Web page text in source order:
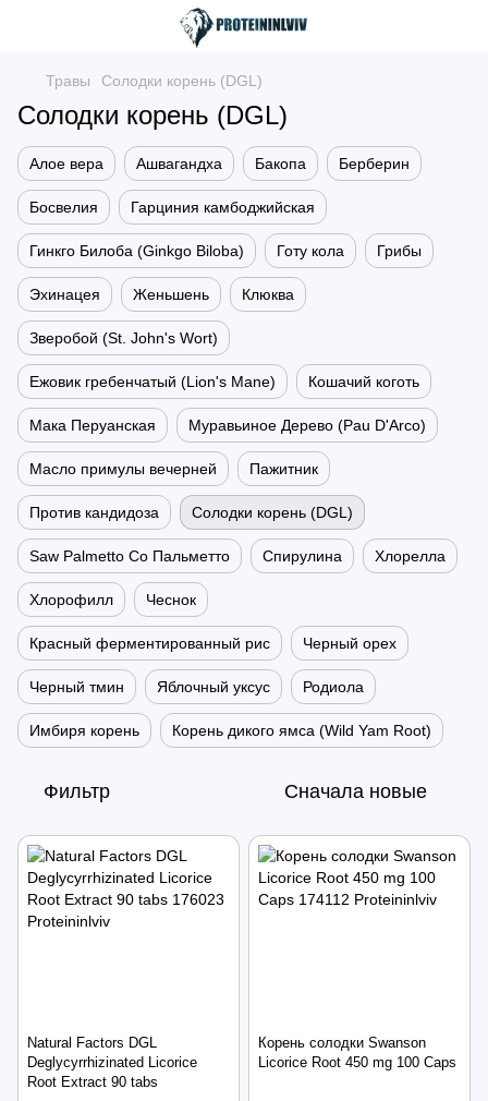
Травы Солодки корень (DGL)
Солодки корень (DGL)
Алое вера Ашвагандха Бакопа Берберин
Босвелия Гарциния камбоджийская
Гинкго Билоба (Ginkgo Biloba) Готу кола Грибы
Эхинацея Женьшень Клюква
Зверобой (St. John's Wort)
Ежовик гребенчатый (Lion's Mane) Кошачий коготь
Мака Перуанская Муравьиное Дерево (Pau D'Arco)
Масло примулы вечерней Пажитник
Против кандидоза Солодки корень (DGL)
Saw Palmetto Со Пальметто Спирулина Хлорелла
Хлорофилл Чеснок
Красный ферментированный рис Черный орех
Черный тмин Яблочный уксус Родиола
Имбиря корень Корень дикого ямса (Wild Yam Root)
Фильтр Сначала новые
Natural Factors DGL
Deglycyrrhizinated Licorice
Root Extract 90 tabs
Корень солодки Swanson
Licorice Root 450 mg 100 Caps